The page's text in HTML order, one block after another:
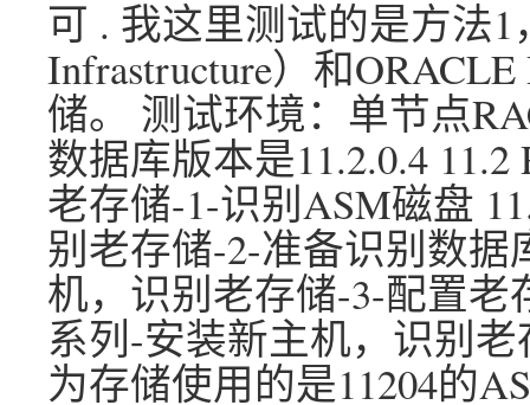
可 . 我这里测试的是方法
Infrastructure）和
储。 测试环境：单节点
数据库版本是11.2.0.4
老存储-1-识别ASM磁盘
别老存储-2-准备识别数据
机，识别老存储-3-配置老
系列-安装新主机，识别
为存储使用的是11204的